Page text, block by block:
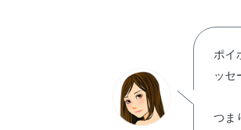
ポイ
ッセ
つま